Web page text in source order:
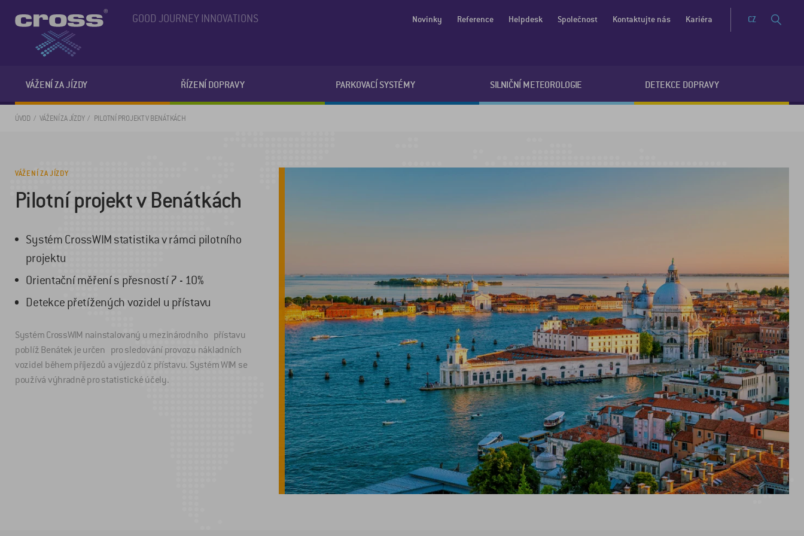
GOOD JOURNEY INNOVATIONS
VÁŽENÍ ZA JÍZDY ŘÍZENÍ DOPRAVY PARKOVACÍ SYSTÉMY SILNIČNÍ METEOROLOGIE DETEKCE DOPRAVY
Novinky Reference Helpdesk Společnost Kontaktujte nás Kariéra CZ
ÚVOD VÁŽENÍ ZA JÍZDY PILOTNÍ PROJEKT V BENÁTKÁCH
VÁŽENÍ ZA JÍZDY
Pilotní projekt v Benátkách
Systém CrossWIM statistika v rámci pilotního
projektu
Orientační měření s přesností 7 - 10%
Detekce přetížených vozidel u přístavu
Systém CrossWIM nainstalovaný u mezinárodního přístavu
poblíž Benátek je určen pro sledování provozu nákladních
vozidel během příjezdů a výjezdů z přístavu. Systém WIM se
používá výhradně pro statistické účely.